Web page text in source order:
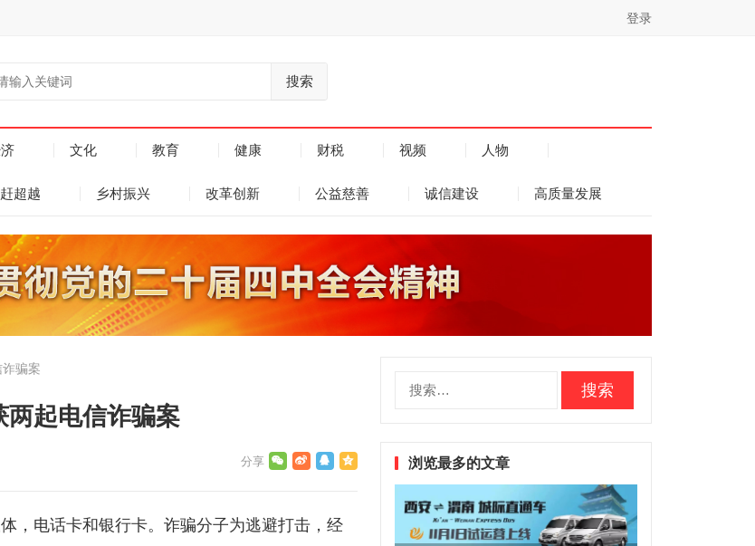
登录
搜索
文化 教育 健康 财税 视频 人物
超越 乡村振兴 改革创新 公益慈善 诚信建设 高质量发展
骗案
起电信诈骗案
，电话卡和银行卡。诈骗分子为逃避打击，经
浏览最多的文章